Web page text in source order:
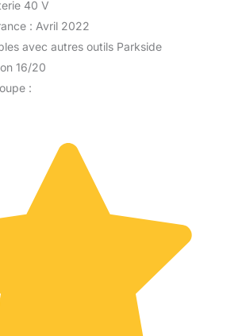
40 V
: Avril 2022
avec autres outils Parkside
16/20
: